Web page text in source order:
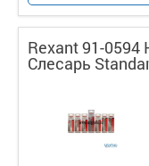
Rexant 91-0594
Слесарь